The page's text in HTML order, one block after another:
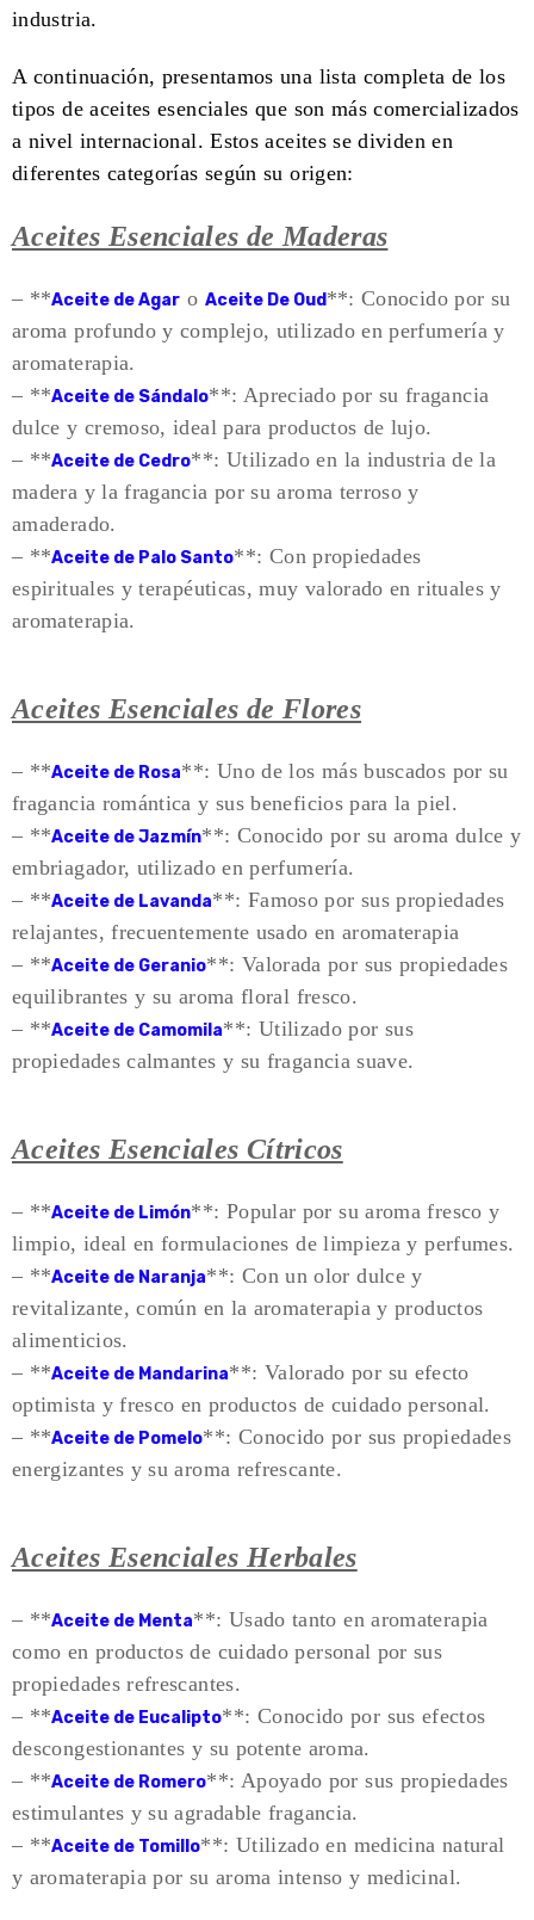
industria.
A continuación, presentamos una lista completa de los
tipos de aceites esenciales que son más comercializados
a nivel internacional. Estos aceites se dividen en
diferentes categorías según su origen:
Aceites Esenciales de Maderas
– **Aceite de Agar o Aceite De Oud**: Conocido por su
aroma profundo y complejo, utilizado en perfumería y
aromaterapia.
– **Aceite de Sándalo**: Apreciado por su fragancia
dulce y cremoso, ideal para productos de lujo.
– **Aceite de Cedro**: Utilizado en la industria de la
madera y la fragancia por su aroma terroso y
amaderado.
– **Aceite de Palo Santo**: Con propiedades
espirituales y terapéuticas, muy valorado en rituales y
aromaterapia.
Aceites Esenciales de Flores
– **Aceite de Rosa**: Uno de los más buscados por su
fragancia romántica y sus beneficios para la piel.
– **Aceite de Jazmín**: Conocido por su aroma dulce y
embriagador, utilizado en perfumería.
– **Aceite de Lavanda**: Famoso por sus propiedades
relajantes, frecuentemente usado en aromaterapia
– **Aceite de Geranio**: Valorada por sus propiedades
equilibrantes y su aroma floral fresco.
– **Aceite de Camomila**: Utilizado por sus
propiedades calmantes y su fragancia suave.
Aceites Esenciales Cítricos
– **Aceite de Limón**: Popular por su aroma fresco y
limpio, ideal en formulaciones de limpieza y perfumes.
– **Aceite de Naranja**: Con un olor dulce y
revitalizante, común en la aromaterapia y productos
alimenticios.
– **Aceite de Mandarina**: Valorado por su efecto
optimista y fresco en productos de cuidado personal.
– **Aceite de Pomelo**: Conocido por sus propiedades
energizantes y su aroma refrescante.
Aceites Esenciales Herbales
– **Aceite de Menta**: Usado tanto en aromaterapia
como en productos de cuidado personal por sus
propiedades refrescantes.
– **Aceite de Eucalipto**: Conocido por sus efectos
descongestionantes y su potente aroma.
– **Aceite de Romero**: Apoyado por sus propiedades
estimulantes y su agradable fragancia.
– **Aceite de Tomillo**: Utilizado en medicina natural
y aromaterapia por su aroma intenso y medicinal.